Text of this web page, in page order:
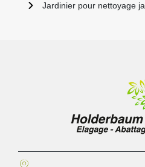
Jardinier pour nettoyage